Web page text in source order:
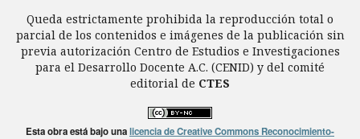
Queda estrictamente prohibida la reproducción total o
parcial de los contenidos e imágenes de la publicación sin
previa autorización Centro de Estudios e Investigaciones
para el Desarrollo Docente A.C. (CENID) y del comité
editorial de CTES
Esta obra está bajo unalicencia de Creative Commons Reconocimiento-